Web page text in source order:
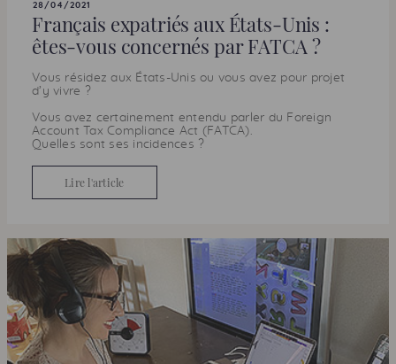
28/04/2021
Français expatriés aux États-Unis :
êtes-vous concernés parFATCA?
Vous résidez aux États-Unis ou vous avez pour projet
d’y vivre ?
Vous avez certainement entendu parler du Foreign
Account Tax Compliance Act ( FATCA).
Quelles sont ses incidences ?
Lire l'article